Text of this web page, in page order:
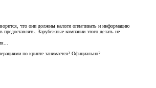
что они должны налоги оплачивать и информацию
предоставлять. Зарубежные компании этого делать не
по крипте занимается? Официально?